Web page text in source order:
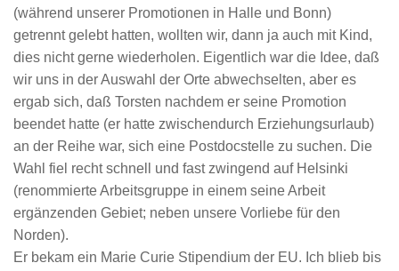
(während unserer Promotionen in Halle und Bonn)
getrennt gelebt hatten, wollten wir, dann ja auch mit Kind,
dies nicht gerne wiederholen. Eigentlich war die Idee, daß
wir uns in der Auswahl der Orte abwechselten, aber es
ergab sich, daß Torsten nachdem er seine Promotion
beendet hatte (er hatte zwischendurch Erziehungsurlaub)
an der Reihe war, sich eine Postdocstelle zu suchen. Die
Wahl fiel recht schnell und fast zwingend auf Helsinki
(renommierte Arbeitsgruppe in einem seine Arbeit
ergänzenden Gebiet; neben unsere Vorliebe für den
Norden).
Er bekam ein Marie Curie Stipendium der EU. Ich blieb bis